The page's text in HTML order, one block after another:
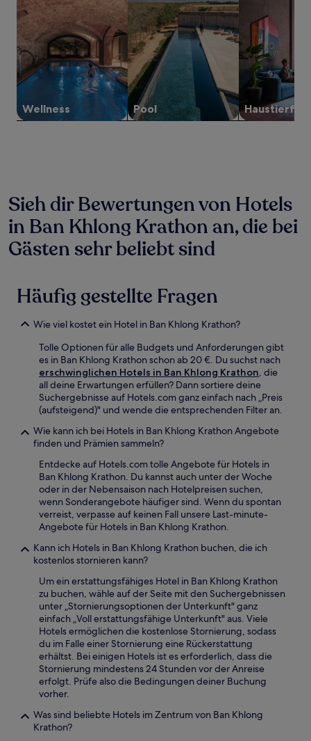
gefunden
wurde.
Preise
und
Verfügbarkeiten
können
sich
Es
können
Wellness Pool
Sieh dir Bewertungen von Hotels
in Ban Khlong Krathon an, die bei
Gästen sehr beliebt sind
Häufig gestellte Fragen
Wie viel kostet ein Hotel in Ban Khlong Krathon?
Tolle Optionen für alle Budgets und Anforderungen gibt
es in Ban Khlong Krathon schon ab 20 €. Du suchst nach
erschwinglichen Hotels in Ban Khlong Krathon, die
all deine Erwartungen erfüllen? Dann sortiere deine
Suchergebnisse auf Hotels.com ganz einfach nach „Preis
(aufsteigend)" und wende die entsprechenden Filter an.
Wie kann ich bei Hotels in Ban Khlong Krathon Angebote
finden und Prämien sammeln?
Entdecke auf Hotels.com tolle Angebote für Hotels in
Ban Khlong Krathon. Du kannst auch unter der Woche
oder in der Nebensaison nach Hotelpreisen suchen,
wenn Sonderangebote häufiger sind. Wenn du spontan
verreist, verpasse auf keinen Fall unsere Last-minute-
Angebote für Hotels in Ban Khlong Krathon.
Kann ich Hotels in Ban Khlong Krathon buchen, die ich
kostenlos stornieren kann?
Um ein erstattungsfähiges Hotel in Ban Khlong Krathon
zu buchen, wähle auf der Seite mit den Suchergebnissen
unter „Stornierungsoptionen der Unterkunft" ganz
einfach „Voll erstattungsfähige Unterkunft" aus. Viele
Hotels ermöglichen die kostenlose Stornierung, sodass
du im Falle einer Stornierung eine Rückerstattung
erhältst. Bei einigen Hotels ist es erforderlich, dass die
Stornierung mindestens 24 Stunden vor der Anreise
erfolgt. Prüfe also die Bedingungen deiner Buchung
vorher.
Was sind beliebte Hotels im Zentrum von Ban Khlong
Krathon?